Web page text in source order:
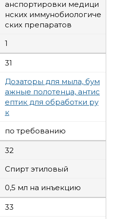
анспортировки медици
нских иммунобиологиче
ских препаратов
1
31
Дозаторы для мыла, бум
ажные полотенца, антис
ептик для обработки ру
к
по требованию
32
Спирт этиловый
0,5 мл на инъекцию
33